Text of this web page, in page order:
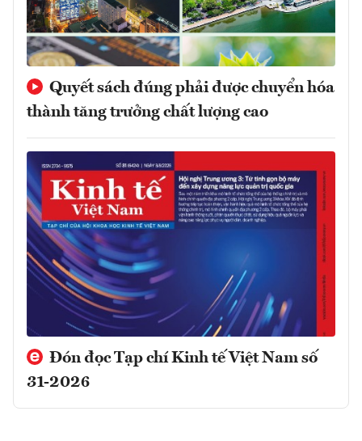
Quyết sách đúng phải được chuyển hóa
thành tăng trưởng chất lượng cao
Đón đọc Tạp chí Kinh tế Việt Nam số
31-2026